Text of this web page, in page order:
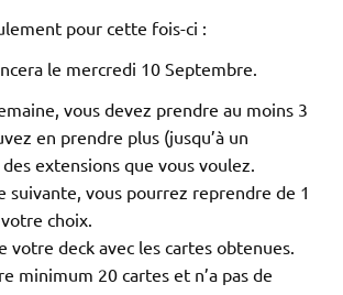
pour cette fois-ci :
le mercredi 10 Septembre.
vous devez prendre au moins 3
en prendre plus (jusqu’à un
extensions que vous voulez.
suivante, vous pourrez reprendre de 1
choix.
votre deck avec les cartes obtenues.
minimum 20 cartes et n’a pas de